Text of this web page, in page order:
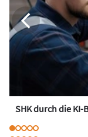
SHK durch die KI-